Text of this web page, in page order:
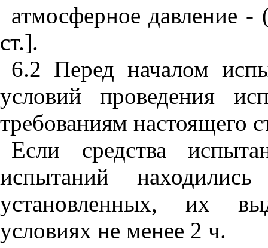
атмосферное давление
ст.].
6.2 Перед началом
условий проведения
требованиям настоящего
Если средства
испытаний
установленных, их
условиях не менее 2 ч.